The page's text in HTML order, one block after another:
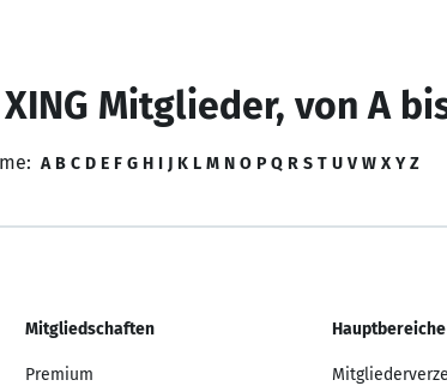
Mitglieder, von A
A B C D E F G H I J K L M N O P Q R S T U V W X Y Z
Mitgliedschaften
Premium
Hauptbereiche